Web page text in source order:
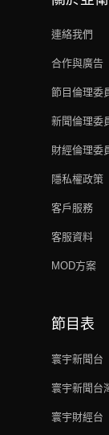
連絡我們
合作與廣告
節目倫理委
新聞倫理委
財經倫理委
隱私權政策
客戶服務
客服資料
MOD方案
節目表
寰宇新聞台
寰宇新聞台
寰宇財經台